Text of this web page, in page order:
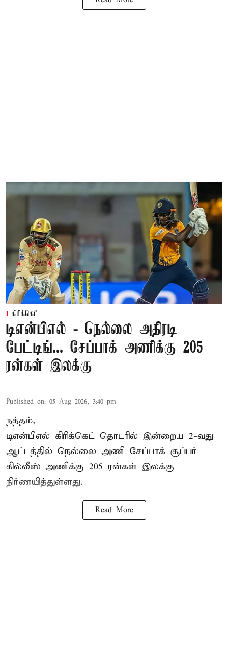
கிரிக்கெட்
டிஎன்பிஎல் - நெல்லை அதிரடி
பேட்டிங்... சேப்பாக் அணிக்கு 205
ரன்கள் இலக்கு
Published on: 05 Aug 2026, 3:40 pm
நத்தம்,
டிஎன்பிஎல் கிரிக்கெட் தொடரில் இன்றைய 2-வது
ஆட்டத்தில் நெல்லை அணி சேப்பாக் சூப்பர்
கில்லீஸ் அணிக்கு 205 ரன்கள் இலக்கு
நிர்ணயித்துள்ளது.
Read More